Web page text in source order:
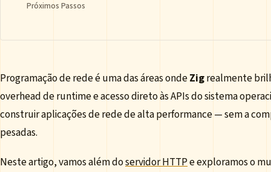
Próximos Passos
Programação de rede é uma das áreas ondeZigrealmente
overhead de runtime e acesso direto às APIs do sistema
construir aplicações de rede de alta performance — sem a
pesadas.
Neste artigo, vamos além doservidor HTTPe exploramos o